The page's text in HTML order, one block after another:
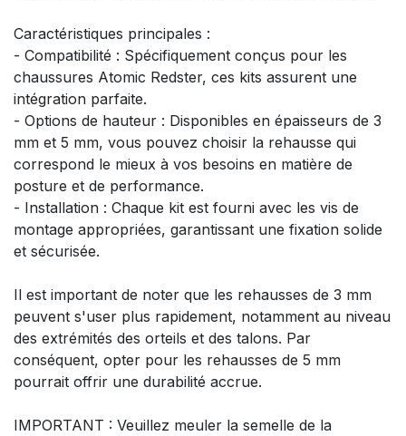
Caractéristiques principales :
- Compatibilité : Spécifiquement conçus pour les
chaussures Atomic Redster, ces kits assurent une
intégration parfaite.
- Options de hauteur : Disponibles en épaisseurs de 3
mm et 5 mm, vous pouvez choisir la rehausse qui
correspond le mieux à vos besoins en matière de
posture et de performance.
- Installation : Chaque kit est fourni avec les vis de
montage appropriées, garantissant une fixation solide
et sécurisée.
Il est important de noter que les rehausses de 3 mm
peuvent s'user plus rapidement, notamment au niveau
des extrémités des orteils et des talons. Par
conséquent, opter pour les rehausses de 5 mm
pourrait offrir une durabilité accrue.
IMPORTANT : Veuillez meuler la semelle de la